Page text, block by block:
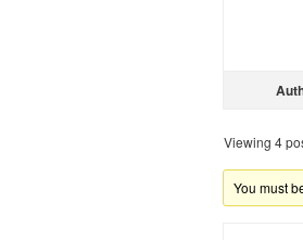
Viewing 4
You must